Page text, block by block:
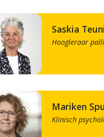
Saskia
Hoogleraar
Mariken
Klinisch